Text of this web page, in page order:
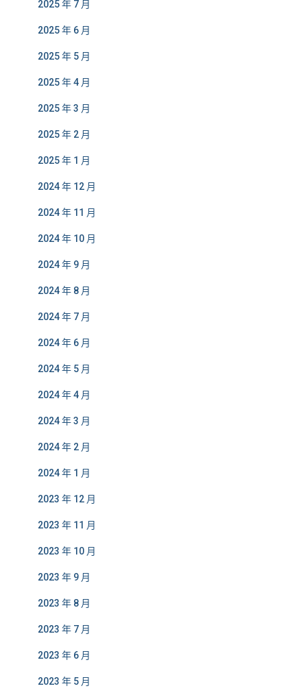
2025 年 7 月
2025 年 6 月
2025 年 5 月
2025 年 4 月
2025 年 3 月
2025 年 2 月
2025 年 1 月
2024 年 12 月
2024 年 11 月
2024 年 10 月
2024 年 9 月
2024 年 8 月
2024 年 7 月
2024 年 6 月
2024 年 5 月
2024 年 4 月
2024 年 3 月
2024 年 2 月
2024 年 1 月
2023 年 12 月
2023 年 11 月
2023 年 10 月
2023 年 9 月
2023 年 8 月
2023 年 7 月
2023 年 6 月
2023 年 5 月